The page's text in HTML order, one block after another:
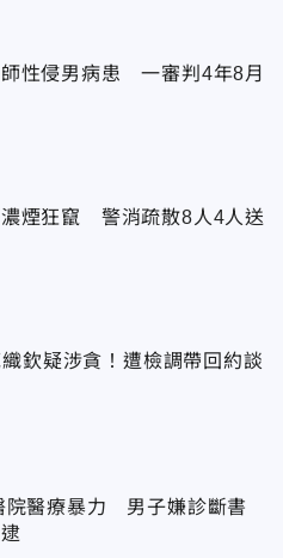
性侵男病患 一審判4年8月
煙狂竄 警消疏散8人4人送
欽疑涉貪！遭檢調帶回約談
院醫療暴力 男子嫌診斷書